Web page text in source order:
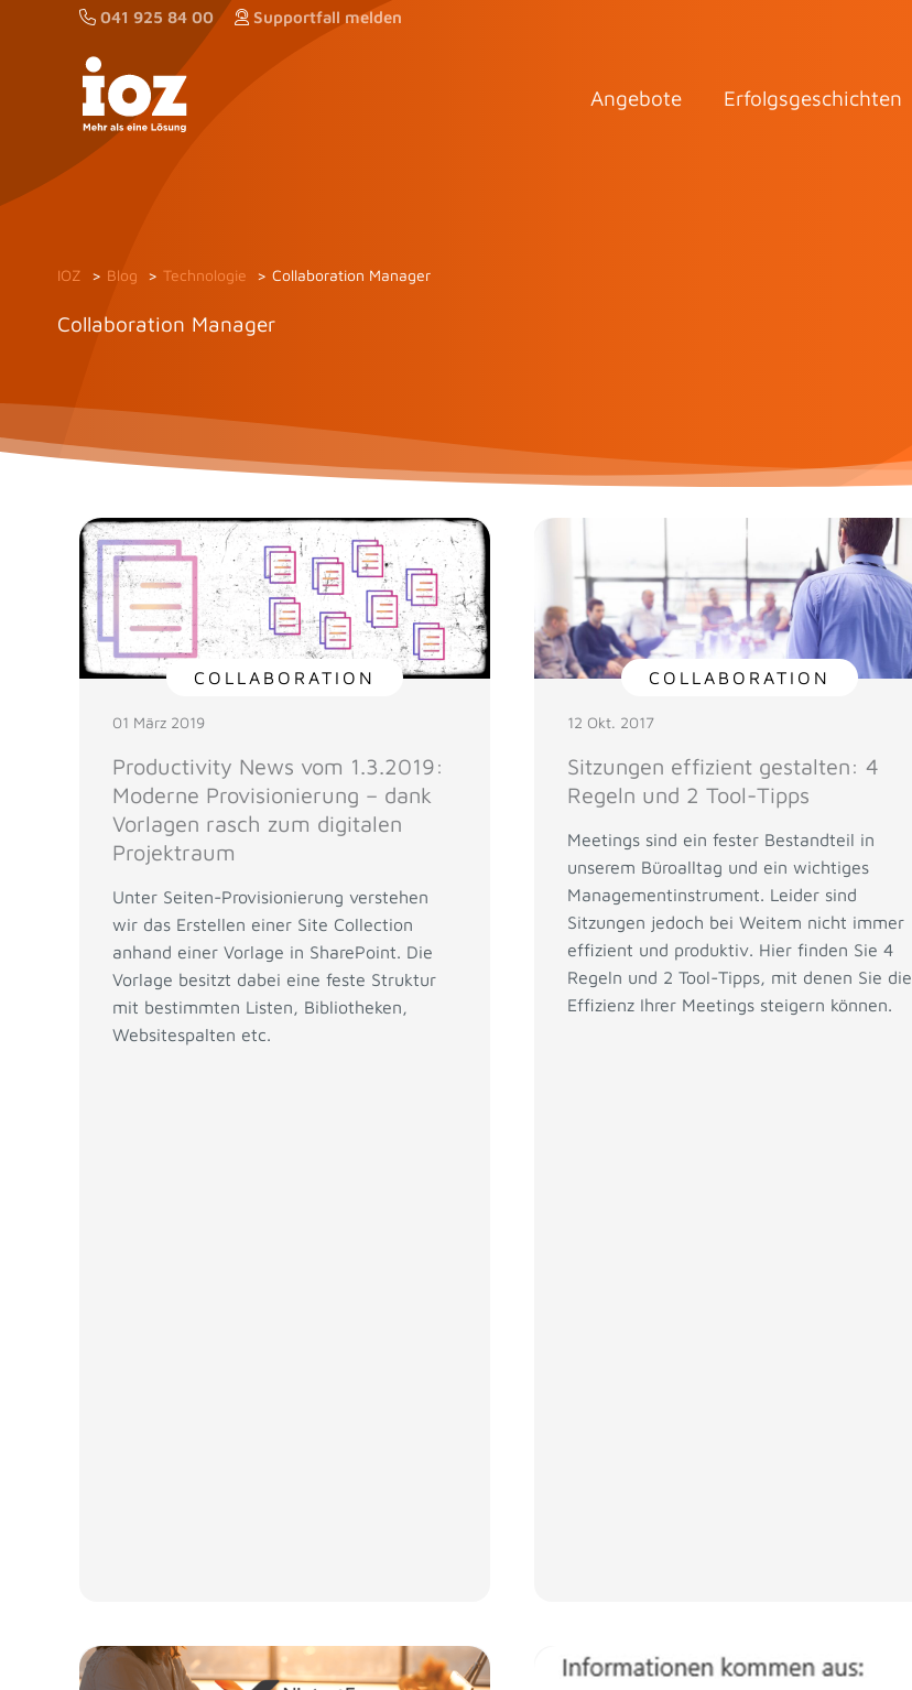
041 925 84 00 Supportfall melden
Angebote Erfolgsgeschichten
IOZ Blog Technologie Collaboration Manager
Collaboration Manager
COLLABORATION
01 März 2019
Productivity News vom 1.3.2019:
Moderne Provisionierung – dank
Vorlagen rasch zum digitalen
Projektraum
Unter Seiten-Provisionierung verstehen
wir das Erstellen einer Site Collection
anhand einer Vorlage in SharePoint. Die
Vorlage besitzt dabei eine feste Struktur
mit bestimmten Listen, Bibliotheken,
Websitespalten etc.
COLLABORATION
12 Okt. 2017
Sitzungen effizient gestalten: 4
Regeln und 2 Tool-Tipps
Meetings sind ein fester Bestandteil in
unserem Büroalltag und ein wichtiges
Managementinstrument. Leider sind
Sitzungen jedoch bei Weitem nicht immer
effizient und produktiv. Hier finden Sie 4
Regeln und 2 Tool-Tipps, mit denen Sie die
Effizienz Ihrer Meetings steigern können.